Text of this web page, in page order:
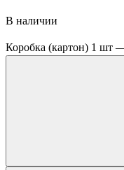
В наличии
Коробка (картон) 1 шт